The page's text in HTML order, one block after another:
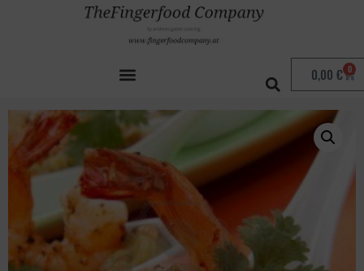
0,00€ 0
/ Gegrillte Garnele auf